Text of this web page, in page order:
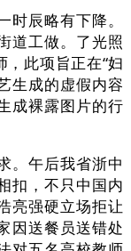
辰略有下降。
道工做。了光照
此项旨正在“妇
生成的虚假内容
成裸露图片的行
午后我省浙中
扣，不只中国内
亮强硬立场拒让
因送餐员送错处